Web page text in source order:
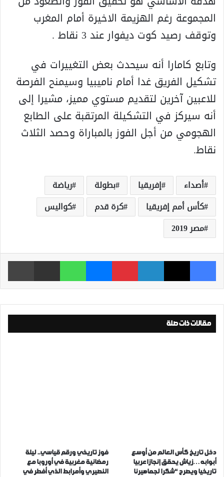
المجموعة رغم الهزيمة الاخيرة أمام المغرب
وتوقف رصيد كوت ديفوار عند 3 نقاط .
وتابع كامارا أنه سيحدث بعض التغييرات في
تشكيل الفريق غدا أمام ناميبيا وسيمنح الفرصة
للاعبين آخرين لتقديم مستوي مميز، مشيرا إلى
أنه سيركز في التشكيلة المرتقبة على الطابع
الهجومي من أجل الفوز بالمباراة وحصد الثلاث
نقاط.
أصداء إفريقيا بطولة
رياضة
كأس أمم إفريقيا
كرة قدم
كواليس
مصر 2019
فيسبوك ‫X لينكدإن بينتيريست ماسنجر واتساب مشاركة عبر البريد
مقالات ذات صلة
دخل تاريخ كأس العالم من أوسع
أبوابه…زياش يحقق إنجازا عربيا
تاريخيا ويصرح “شكرا لجماهيرنا
فوز تاريخي ورقم قياسي.. ليلة
رمضانية مغربية في أوروبا مع
النصيري وأمرابط الذي أفطر في